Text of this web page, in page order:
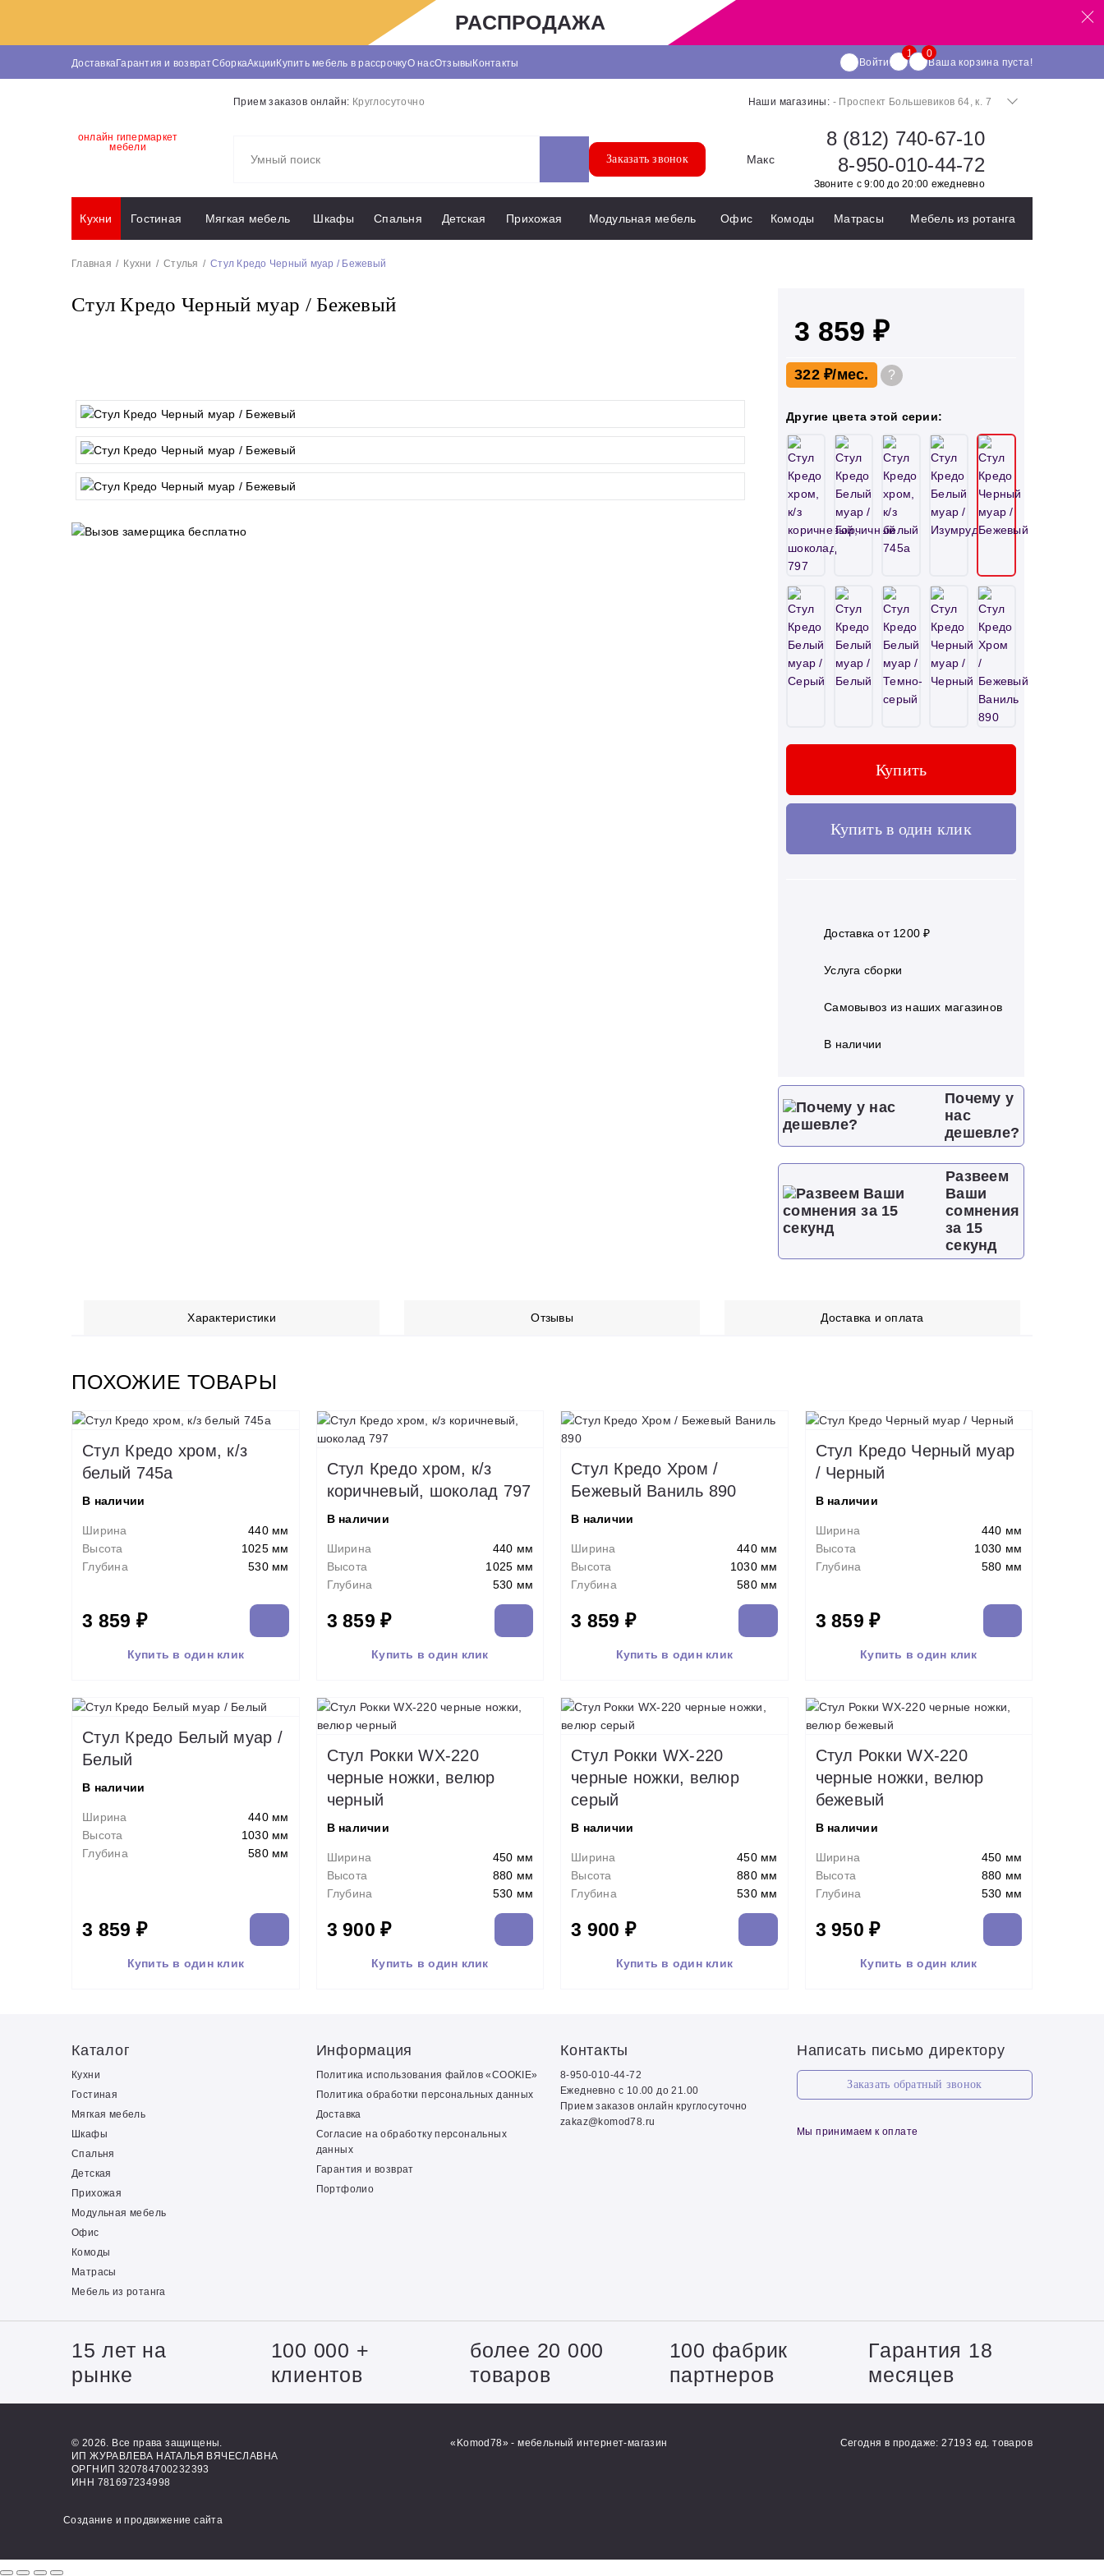
РАСПРОДАЖА
ДоставкаГарантия и возвратСборкаАкцииКупить мебель в рассрочкуО насОтзывыКонтакты Войти Ваша корзина пуста!
онлайн гипермаркет
мебели
Прием заказов онлайн: Круглосуточно Наши магазины: - Проспект Большевиков 64, к. 7
Заказать звонок Макс
8 (812) 740-67-10
8-950-010-44-72
Звоните с 9:00 до 20:00 ежедневно
Кухни Гостиная Мягкая мебель Шкафы Спальня Детская Прихожая Модульная мебель Офис Комоды Матрасы Мебель из ротанга
Главная Кухни Стулья Стул Кредо Черный муар / Бежевый
Стул Кредо Черный муар / Бежевый
3 859 ₽
322 ₽ ?
Другие цвета этой серии:
Купить
Купить в один клик
Доставка от 1200 ₽
Услуга сборки
Самовывоз из наших магазинов
В наличии
Почему у
нас
дешевле?
Развеем
Ваши
сомнения
за 15
секунд
Характеристики Отзывы Доставка и оплата
ПОХОЖИЕ ТОВАРЫ
Стул Кредо хром, к/з
белый 745а
В наличии
Ширина
440 мм
Высота
1025 мм
Глубина
530 мм
3 859 ₽
Купить в один клик
Стул Кредо хром, к/з
коричневый, шоколад 797
В наличии
Ширина
440 мм
Высота
1025 мм
Глубина
530 мм
3 859 ₽
Купить в один клик
Стул Кредо Хром /
Бежевый Ваниль 890
В наличии
Ширина
440 мм
Высота
1030 мм
Глубина
580 мм
3 859 ₽
Купить в один клик
Стул Кредо Черный муар
/ Черный
В наличии
Ширина
440 мм
Высота
1030 мм
Глубина
580 мм
3 859 ₽
Купить в один клик
Стул Кредо Белый муар /
Белый
В наличии
Ширина
440 мм
Высота
1030 мм
Глубина
580 мм
3 859 ₽
Купить в один клик
Стул Рокки WX-220
черные ножки, велюр
черный
В наличии
Ширина
450 мм
Высота
880 мм
Глубина
530 мм
3 900 ₽
Купить в один клик
Стул Рокки WX-220
черные ножки, велюр
серый
В наличии
Ширина
450 мм
Высота
880 мм
Глубина
530 мм
3 900 ₽
Купить в один клик
Стул Рокки WX-220
черные ножки, велюр
бежевый
В наличии
Ширина
450 мм
Высота
880 мм
Глубина
530 мм
3 950 ₽
Купить в один клик
Каталог
Кухни
Гостиная
Мягкая мебель
Шкафы
Спальня
Детская
Прихожая
Модульная мебель
Офис
Комоды
Матрасы
Мебель из ротанга
Информация
Политика использования файлов «COOKIE»
Политика обработки персональных данных
Доставка
Согласие на обработку персональных
данных
Гарантия и возврат
Портфолио
Контакты
8-950-010-44-72
Ежедневно с 10.00 до 21.00
Прием заказов онлайн круглосуточно
zakaz@komod78.ru
Написать письмо директору
Заказать обратный звонок
Мы принимаем к оплате
15 лет на
рынке
100 000 +
клиентов
более 20 000
товаров
100 фабрик
партнеров
Гарантия 18
месяцев
© 2026. Все права защищены.
ИП ЖУРАВЛЕВА НАТАЛЬЯ ВЯЧЕСЛАВНА
ОРГНИП 320784700232393
ИНН 781697234998
«Komod78» - мебельный интернет-магазин Сегодня в продаже: 27193 ед. товаров
Создание и продвижение сайта